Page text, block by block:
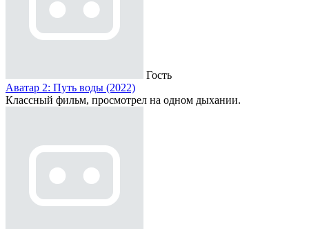
Гость
Аватар 2: Путь воды (2022)
Классный фильм, просмотрел на одном дыхании.